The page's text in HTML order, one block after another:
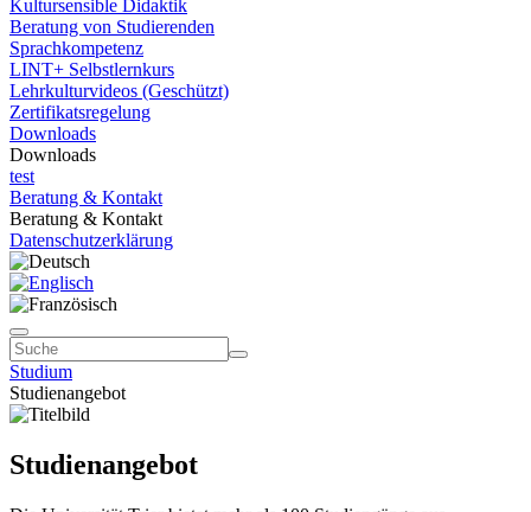
Kultursensible Didaktik
Beratung von Studierenden
Sprachkompetenz
LINT+ Selbstlernkurs
Lehrkulturvideos (Geschützt)
Zertifikatsregelung
Downloads
Downloads
test
Beratung & Kontakt
Beratung & Kontakt
Datenschutzerklärung
Studium
Studienangebot
Studienangebot